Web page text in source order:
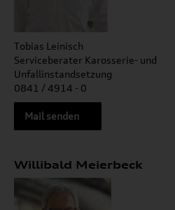
Tobias Leinisch
Serviceberater Karosserie- und
Unfallinstandsetzung
0841 / 4914 - 0
Mail senden
Willibald Meierbeck